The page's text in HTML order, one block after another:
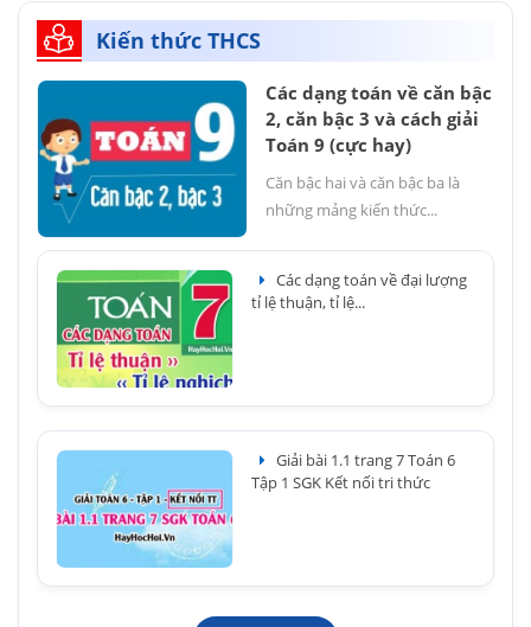
Kiến thức THCS
Các dạng toán về căn bậc
2, căn bậc 3 và cách giải
Toán 9 (cực hay)
Căn bậc hai và căn bậc ba là
những mảng kiến thức...
Các dạng toán về đại lượng
tỉ lệ thuận, tỉ lệ...
Giải bài 1.1 trang 7 Toán 6
Tập 1 SGK Kết nối tri thức